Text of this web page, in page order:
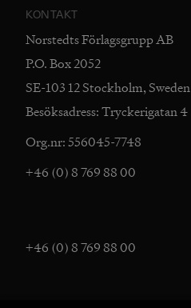
KONTAKT
Norstedts Förlagsgrupp AB
P.O. Box 2052
SE-103 12 Stockholm, Sweden
Besöksadress: Tryckerigatan 4
Org.nr: 556045-7748
+46 (0) 8 769 88 00
+46 (0) 8 769 88 00